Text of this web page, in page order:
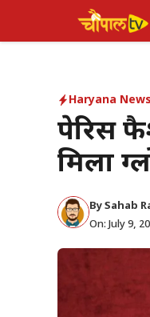
Haryana News
पेरिस
मिला
By Sahab
On: July 9,